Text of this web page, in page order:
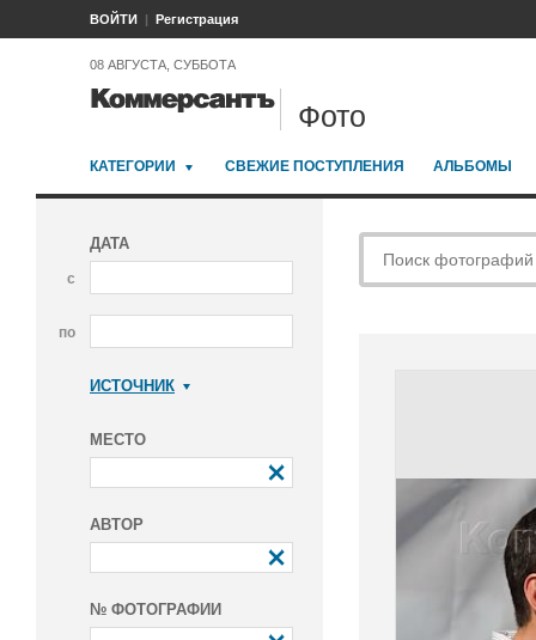
ВОЙТИ Регистрация
08 АВГУСТА, СУББОТА
Фото
КАТЕГОРИИ СВЕЖИЕ ПОСТУПЛЕНИЯ АЛЬБОМЫ
ДАТА
с
по
ИСТОЧНИК
МЕСТО
АВТОР
№ ФОТОГРАФИИ